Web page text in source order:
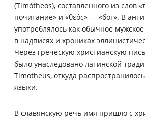
(Timótheos), составленного из слов
почитание» и «θεός» — «бог». В
употреблялось как обычное
в надписях и хрониках
Через греческую христианскую
было унаследовано латинской
Timotheus, откуда
языки.
В славянскую речь имя пришло с